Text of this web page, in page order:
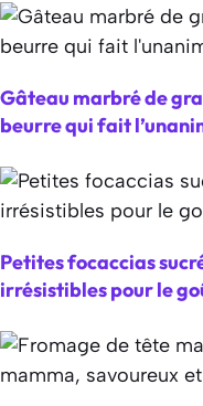
Gâteau marbré de
beurre qui fait
Petites focaccias
irrésistibles pour le